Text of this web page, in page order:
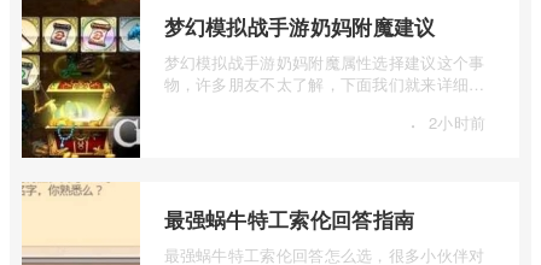
梦幻模拟战手游奶妈附魔建议
梦幻模拟战手游奶妈附魔属性选择建议这个事
物，许多朋友不太了解，下面我们就来详细介
· 2小时前
最强蜗牛特工索伦回答指南
最强蜗牛特工索伦回答怎么选，很多小伙伴对